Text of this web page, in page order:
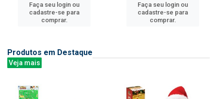
Faça seu login ou
cadastre-se para
comprar.
Faça seu login ou
cadastre-se para
comprar.
Produtos em Destaque
Veja mais